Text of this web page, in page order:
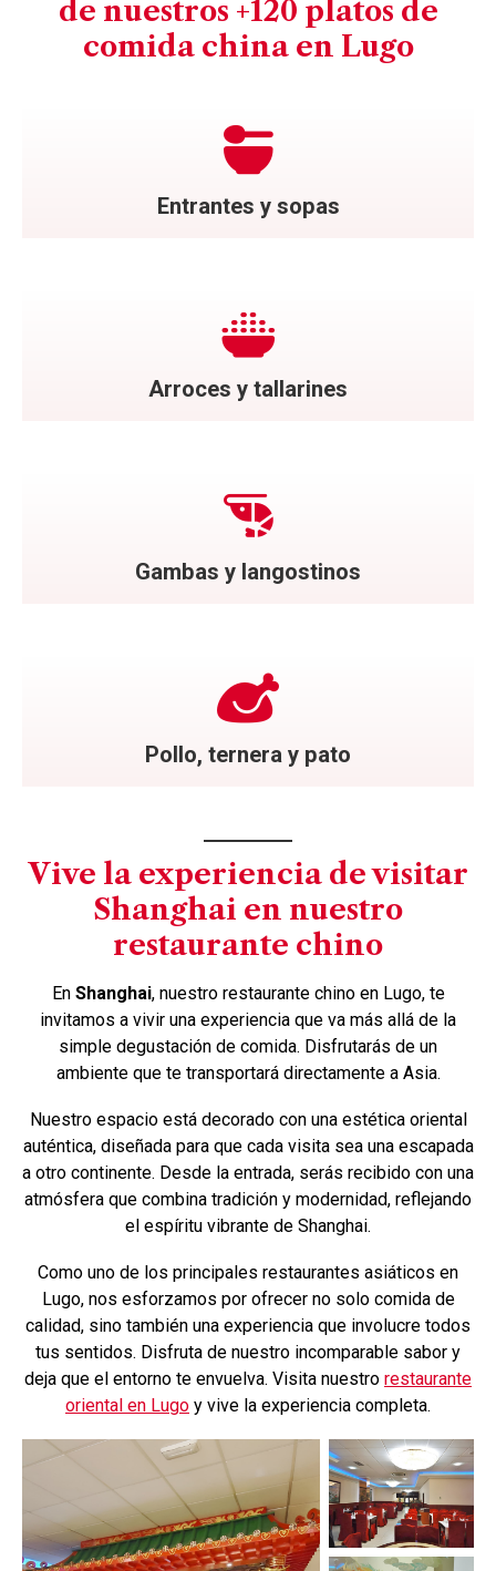
de nuestros +120 platos de
comida china en Lugo
Entrantes y sopas
Arroces y tallarines
Gambas y langostinos
Pollo, ternera y pato
Vive la experiencia de visitar
Shanghai en nuestro
restaurante chino
En Shanghai, nuestro restaurante chino en Lugo, te
invitamos a vivir una experiencia que va más allá de la
simple degustación de comida. Disfrutarás de un
ambiente que te transportará directamente a Asia.
Nuestro espacio está decorado con una estética oriental
auténtica, diseñada para que cada visita sea una escapada
a otro continente. Desde la entrada, serás recibido con una
atmósfera que combina tradición y modernidad, reflejando
el espíritu vibrante de Shanghai.
Como uno de los principales restaurantes asiáticos en
Lugo, nos esforzamos por ofrecer no solo comida de
calidad, sino también una experiencia que involucre todos
tus sentidos. Disfruta de nuestro incomparable sabor y
deja que el entorno te envuelva. Visita nuestro restaurante
oriental en Lugo y vive la experiencia completa.